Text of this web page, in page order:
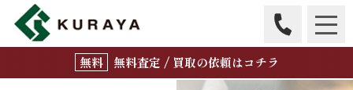
無料査定 / 買取の依頼はコチラ